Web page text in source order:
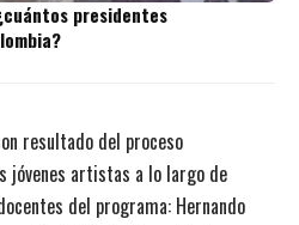
presidentes
resultado del proceso
jóvenes artistas a lo largo de
del programa: Hernando